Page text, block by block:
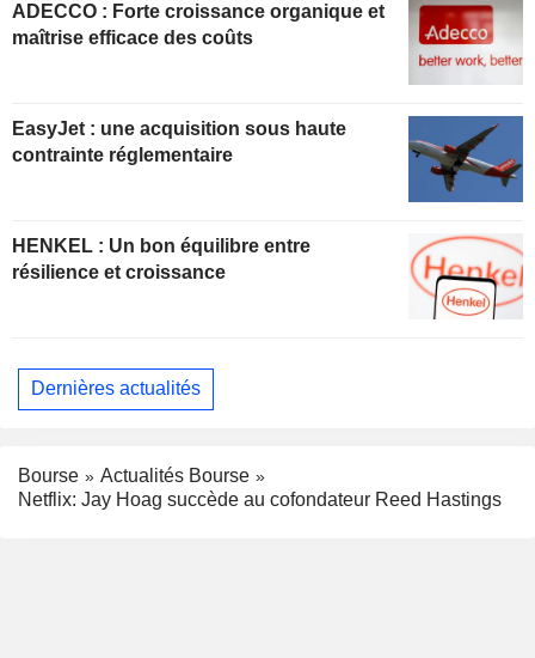
ADECCO : Forte croissance organique et
maîtrise efficace des coûts
EasyJet : une acquisition sous haute
contrainte réglementaire
HENKEL : Un bon équilibre entre
résilience et croissance
Dernières actualités
Bourse
Actualités Bourse
Netflix: Jay Hoag succède au cofondateur Reed Hastings